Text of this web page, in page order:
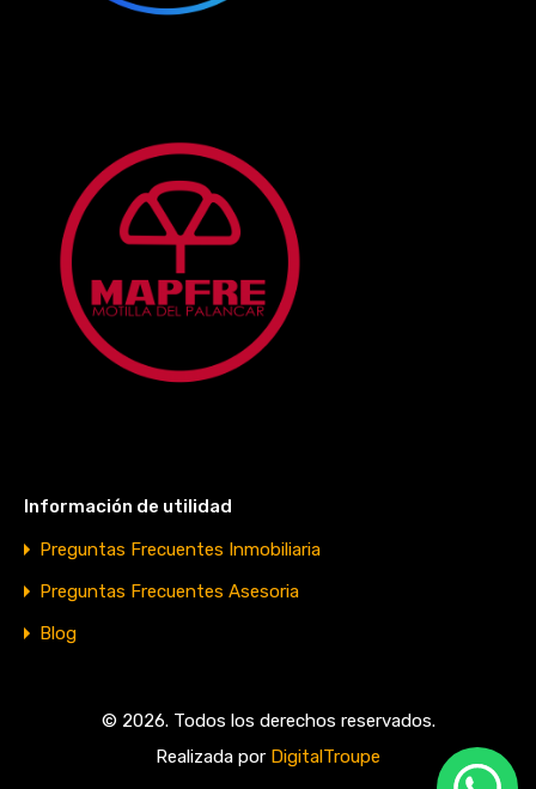
Información de utilidad
Preguntas Frecuentes Inmobiliaria
Preguntas Frecuentes Asesoria
Blog
© 2026. Todos los derechos reservados.
Realizada por DigitalTroupe